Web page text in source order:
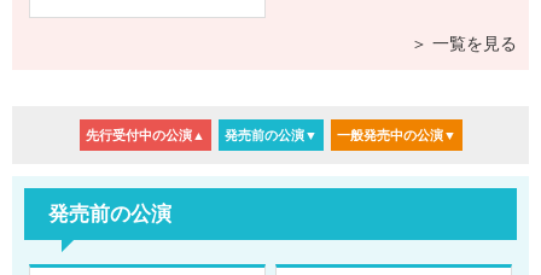
しました！
静岡公演の情報をアップしました！
中93% 愛知公演の情報をアップしました！
2026年7月2日
＞ 一覧を見る
先行受付中の公演▲ 発売前の公演▼ 一般発売中の公演▼
発売前の公演